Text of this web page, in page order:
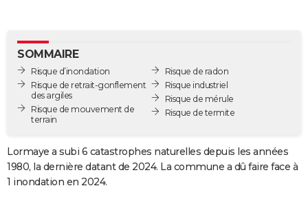
GUIDES D'ACHAT
BONS PLANS
CARTE DE VOEUX
Carte de Noël
Carte Bonne année
Carte Saint-Valentin
Carte Pâques
Carte d'anniversaire
Dictionnaire
Biographies
Citations
Expressions
Proverbes
PROGRAMME TV
COPAINS D'AVANT
SOMMAIRE
Risque d’inondation
Risque de retrait-gonflement
des argiles
Risque de mouvement de
terrain
Risque de radon
Risque industriel
Risque de mérule
Risque de termite
Lormaye a subi 6 catastrophes naturelles depuis les années
1980, la dernière datant de 2024. La commune a dû faire face à
1 inondation en 2024.